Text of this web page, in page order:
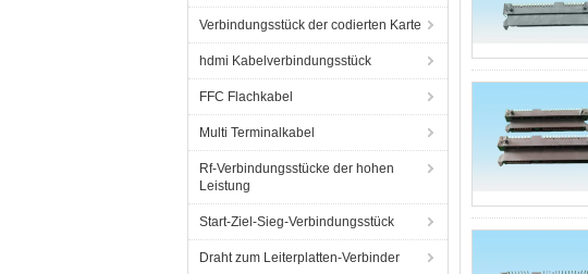
Verbindungsstück der codierten Karte
hdmi Kabelverbindungsstück
FFC Flachkabel
Multi Terminalkabel
Rf-Verbindungsstücke der hohen
Leistung
Start-Ziel-Sieg-Verbindungsstück
Draht zum Leiterplatten-Verbinder